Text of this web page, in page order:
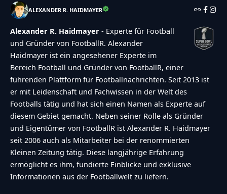
ALEXANDER R. HAIDMAYER
Alexander R. Haidmayer - Experte für Football
und Gründer von FootballR. Alexander
Haidmayer ist ein angesehener Experte im
Bereich Football und Gründer von FootballR, einer
führenden Plattform für Footballnachrichten. Seit 2013 ist
er mit Leidenschaft und Fachwissen in der Welt des
Footballs tätig und hat sich einen Namen als Experte auf
diesem Gebiet gemacht. Neben seiner Rolle als Gründer
und Eigentümer von FootballR ist Alexander R. Haidmayer
seit 2006 auch als Mitarbeiter bei der renommierten
Kleinen Zeitung tätig. Diese langjährige Erfahrung
ermöglicht es ihm, fundierte Einblicke und exklusive
Informationen aus der Footballwelt zu liefern.